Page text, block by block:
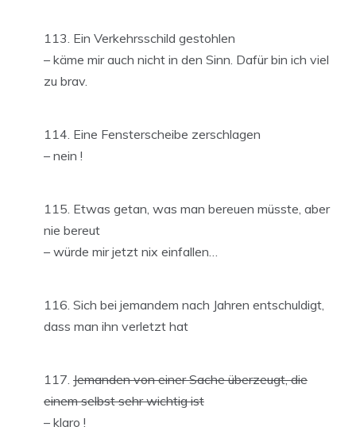
Ein Verkehrsschild gestohlen
– käme mir auch nicht in den Sinn. Dafür bin ich viel
zu brav.
Eine Fensterscheibe zerschlagen
– nein !
Etwas getan, was man bereuen müsste, aber
nie bereut
– würde mir jetzt nix einfallen…
Sich bei jemandem nach Jahren entschuldigt,
dass man ihn verletzt hat
Jemanden von einer Sache überzeugt, die
einem selbst sehr wichtig ist
– klaro !